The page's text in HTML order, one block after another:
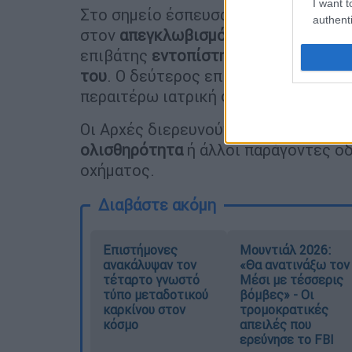
I want
Στο σημείο έσπευσαν άμεσα
στον απεγκλωβισμό
επιβάτης εντοπίστηκε χωρίς τις
του. Ο δεύτερος επιβάτης
περαιτέρω ιατρική φροντίδα.
Οι Αρχές διερευνούν τα
ολισθηρότηταή άλλοι παράγοντες
οχήματος.
Διαβάστε ακόμη
Επιστήμονες
ανακάλυψαν τον
τέταρτο γνωστό
τύπο μεταδοτικού
καρκίνου στον
κόσμο
Μουντιάλ 2026:
«Θα ανατινάξω τον
Μέσι με τέσσερις
βόμβες» - Οι
τρομοκρατικές
απειλές που
ερεύνησε το FBI